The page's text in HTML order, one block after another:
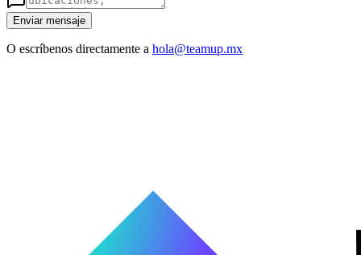
Enviar mensaje
O escríbenos directamente a hola@teamup.mx